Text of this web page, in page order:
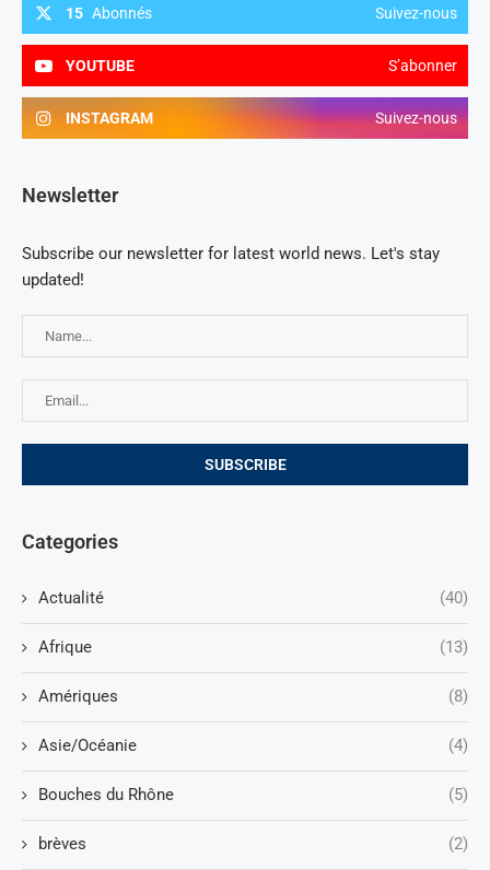
15 Abonnés Suivez-nous
YOUTUBE S’abonner
INSTAGRAM Suivez-nous
Newsletter
Subscribe our newsletter for latest world news. Let's stay
updated!
Categories
Actualité (40)
Afrique (13)
Amériques (8)
Asie/Océanie (4)
Bouches du Rhône (5)
brèves (2)